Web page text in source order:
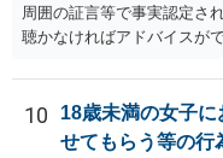
周囲の証言等で事実認定さ
聴かなければアドバイスが
ず、当事者で解決した事例
思います。
10
18歳未満の女子
せてもらう等の行